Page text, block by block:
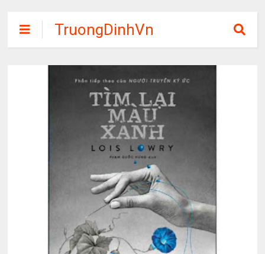
TruongDinhVn
Chia sẽ ebook,
các khóa học,
phần mềm học
tập miễn phí